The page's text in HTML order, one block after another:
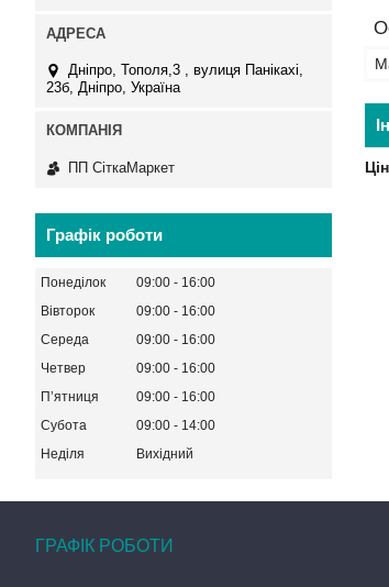
Дніпро, Тополя,3 , вулиця Панікахі,
23б, Дніпро, Україна
ПП СіткаМаркет
Графік роботи
Понеділок 09:00
16:00
Вівторок
09:00
16:00
Середа
09:00
16:00
Четвер
09:00
16:00
Пʼятниця
09:00
16:00
Субота
09:00
14:00
Неділя
Вихідний
ГРАФІК РОБОТИ